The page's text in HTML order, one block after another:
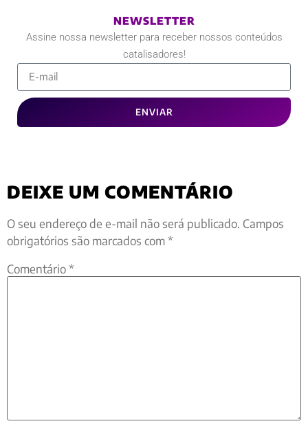
NEWSLETTER
Assine nossa newsletter para receber nossos conteúdos
catalisadores!
ENVIAR
DEIXE UM COMENTÁRIO
O seu endereço de e-mail não será publicado. Campos
obrigatórios são marcados com*
Comentário*